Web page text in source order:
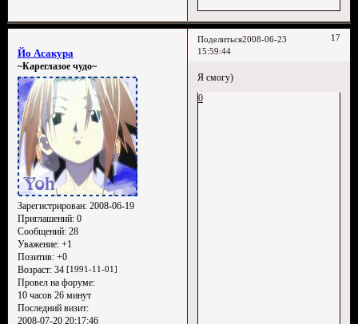
Поделиться 17
2008-06-23
15:59:44
Йо Асакура
~Кареглазое чудо~
Зарегистрирован: 2008-06-19
Приглашений:0
Сообщений:28
Уважение: +1
Позитив: +0
Возраст:34 [1991-11-01]
Провел на форуме:
10 часов 26 минут
Последний визит:
2008-07-20 20:17:46
Я смогу)
0